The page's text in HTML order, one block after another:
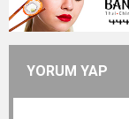
YORUM YAP